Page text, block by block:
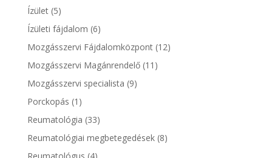
Ízület(5)
Ízületi fájdalom (6)
Mozgásszervi Fájdalomközpont(12)
Mozgásszervi Magánrendelő(11)
Mozgásszervi specialista (9)
Porckopás (1)
Reumatológia (33)
Reumatológiai megbetegedések(8)